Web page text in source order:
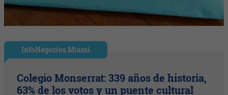
InfoNegocios Miami
Colegio Monserrat: 339 años de historia,
63% de los votos y un puente cultural